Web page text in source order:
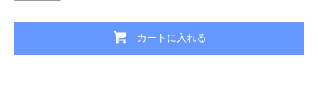
カートに入れる